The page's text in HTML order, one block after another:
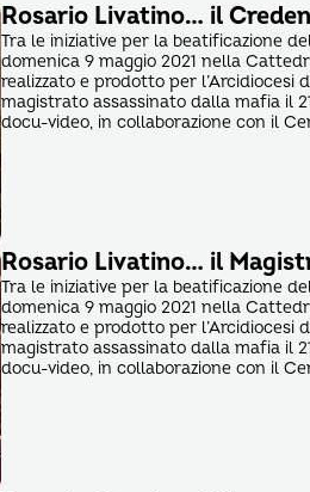
Rosario Livatino… il
Tra le iniziative per la beatificazione
domenica 9 maggio 2021 nella
realizzato e prodotto per
magistrato assassinato dalla mafia il
docu-video, in collaborazione con il
Rosario Livatino… il
Tra le iniziative per la beatificazione
domenica 9 maggio 2021 nella
realizzato e prodotto per
magistrato assassinato dalla mafia il
docu-video, in collaborazione con il